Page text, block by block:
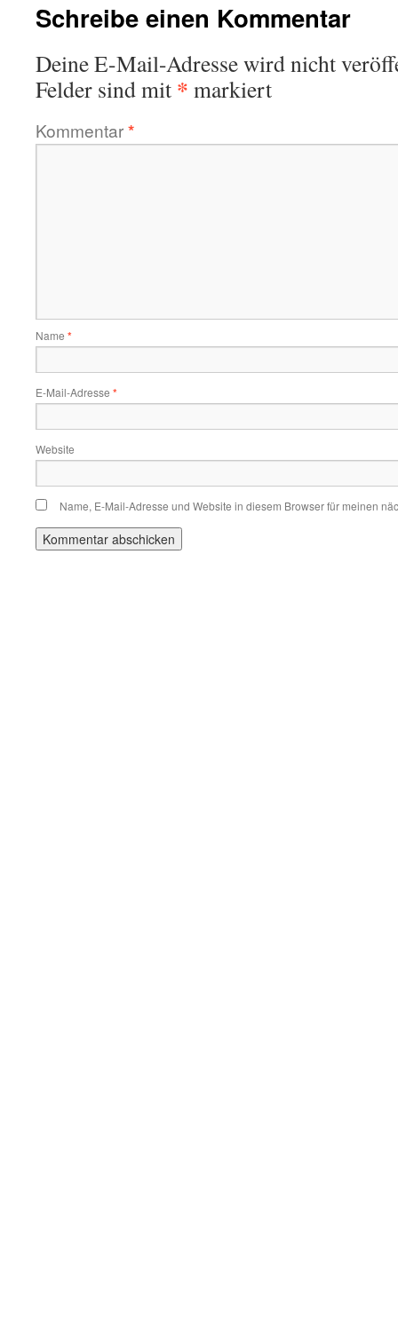
Schreibe einen Kommentar
Deine E-Mail-Adresse wird nicht
Felder sind mit * markiert
Kommentar*
Name *
E-Mail-Adresse *
Website
Name, E-Mail-Adresse und Website in diesem Browser für meinen